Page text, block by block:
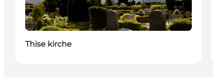
Thise kirche